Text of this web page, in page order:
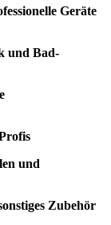
Geräte
und Bad-
und
Zubehör